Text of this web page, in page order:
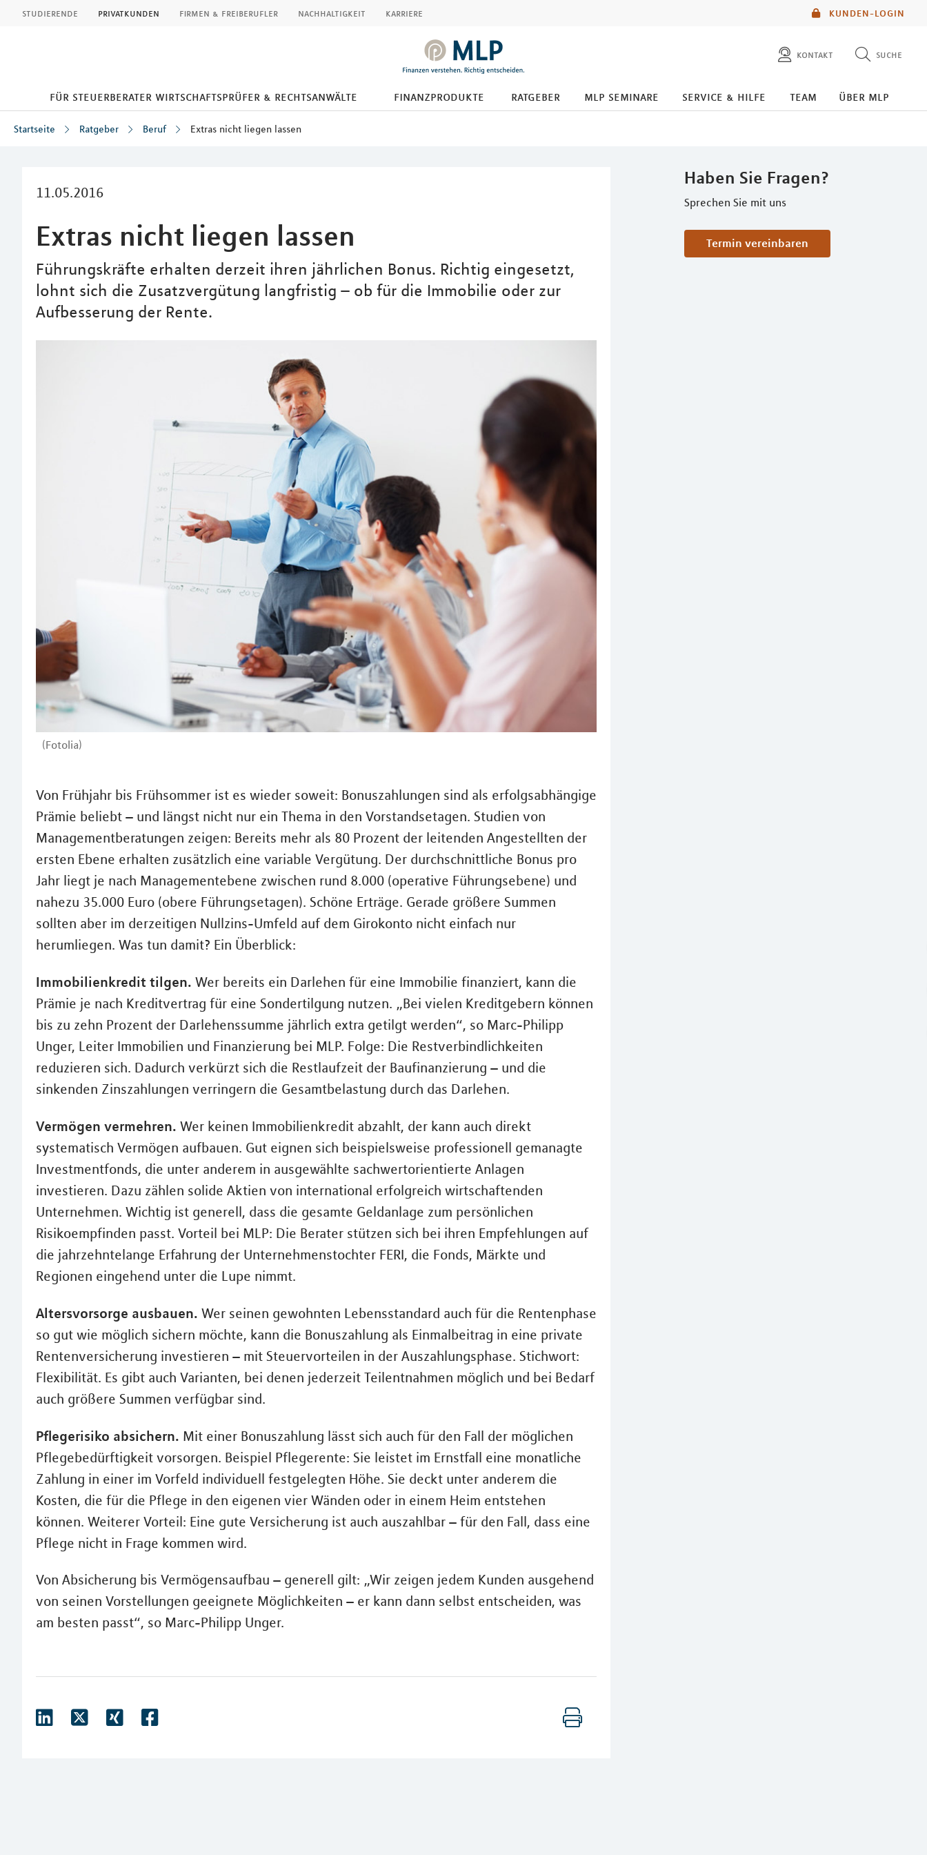
KUNDEN-LOGIN
studierende privatkunden firmen & freiberufler nachhaltigkeit karriere
kontakt suche
diese website durchsuchen
für steuerberater wirtschaftsprüfer & rechtsanwälte finanzprodukte ratgeber mlp seminare service & hilfe team über mlp
Startseite Ratgeber Beruf Extras nicht liegen lassen
11.05.2016
Extras nicht liegen lassen
Führungskräfte erhalten derzeit ihren jährlichen Bonus. Richtig eingesetzt,
lohnt sich die Zusatzvergütung langfristig – ob für die Immobilie oder zur
Aufbesserung der Rente.
(Fotolia)
Haben Sie Fragen?
Sprechen Sie mit uns
Termin vereinbaren
Von Frühjahr bis Frühsommer ist es wieder soweit: Bonuszahlungen sind als erfolgsabhängige
Prämie beliebt – und längst nicht nur ein Thema in den Vorstandsetagen. Studien von
Managementberatungen zeigen: Bereits mehr als 80 Prozent der leitenden Angestellten der
ersten Ebene erhalten zusätzlich eine variable Vergütung. Der durchschnittliche Bonus pro
Jahr liegt je nach Managementebene zwischen rund 8.000 (operative Führungsebene) und
nahezu 35.000 Euro (obere Führungsetagen). Schöne Erträge. Gerade größere Summen
sollten aber im derzeitigen Nullzins-Umfeld auf dem Girokonto nicht einfach nur
herumliegen. Was tun damit? Ein Überblick:
Immobilienkredit tilgen. Wer bereits ein Darlehen für eine Immobilie finanziert, kann die
Prämie je nach Kreditvertrag für eine Sondertilgung nutzen. „Bei vielen Kreditgebern können
bis zu zehn Prozent der Darlehenssumme jährlich extra getilgt werden“, so Marc-Philipp
Unger, Leiter Immobilien und Finanzierung bei MLP. Folge: Die Restverbindlichkeiten
reduzieren sich. Dadurch verkürzt sich die Restlaufzeit der Baufinanzierung – und die
sinkenden Zinszahlungen verringern die Gesamtbelastung durch das Darlehen.
Vermögen vermehren. Wer keinen Immobilienkredit abzahlt, der kann auch direkt
systematisch Vermögen aufbauen. Gut eignen sich beispielsweise professionell gemanagte
Investmentfonds, die unter anderem in ausgewählte sachwertorientierte Anlagen
investieren. Dazu zählen solide Aktien von international erfolgreich wirtschaftenden
Unternehmen. Wichtig ist generell, dass die gesamte Geldanlage zum persönlichen
Risikoempfinden passt. Vorteil bei MLP: Die Berater stützen sich bei ihren Empfehlungen auf
die jahrzehntelange Erfahrung der Unternehmenstochter FERI, die Fonds, Märkte und
Regionen eingehend unter die Lupe nimmt.
Altersvorsorge ausbauen. Wer seinen gewohnten Lebensstandard auch für die Rentenphase
so gut wie möglich sichern möchte, kann die Bonuszahlung als Einmalbeitrag in eine private
Rentenversicherung investieren – mit Steuervorteilen in der Auszahlungsphase. Stichwort:
Flexibilität. Es gibt auch Varianten, bei denen jederzeit Teilentnahmen möglich und bei Bedarf
auch größere Summen verfügbar sind.
Pflegerisiko absichern. Mit einer Bonuszahlung lässt sich auch für den Fall der möglichen
Pflegebedürftigkeit vorsorgen. Beispiel Pflegerente: Sie leistet im Ernstfall eine monatliche
Zahlung in einer im Vorfeld individuell festgelegten Höhe. Sie deckt unter anderem die
Kosten, die für die Pflege in den eigenen vier Wänden oder in einem Heim entstehen
können. Weiterer Vorteil: Eine gute Versicherung ist auch auszahlbar – für den Fall, dass eine
Pflege nicht in Frage kommen wird.
Von Absicherung bis Vermögensaufbau – generell gilt: „Wir zeigen jedem Kunden ausgehend
von seinen Vorstellungen geeignete Möglichkeiten – er kann dann selbst entscheiden, was
am besten passt“, so Marc-Philipp Unger.